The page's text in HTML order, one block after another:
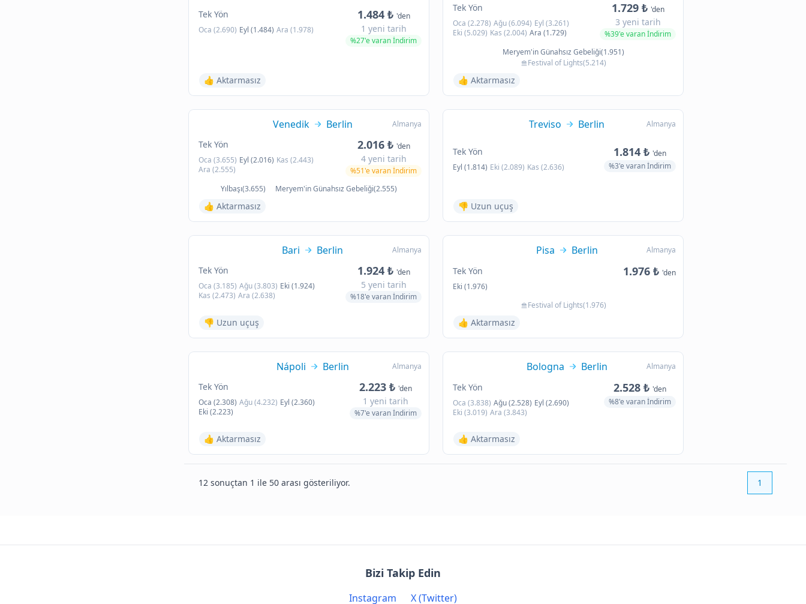
Tek Yön
Oca (2.690) Eyl (1.484) Ara (1.978)
1.484 ₺ 'den
1 yeni tarih
%27'e varan İndirim
👍 Aktarmasız
Tek Yön
Oca (2.278) Ağu (6.094) Eyl (3.261)
Eki (5.029) Kas (2.004) Ara (1.729)
1.729 ₺ 'den
3 yeni tarih
%39'e varan İndirim
Meryem'in Günahsız Gebeliği(1.951)
Festival of Lights(5.214)
👍 Aktarmasız
Almanya
Venedik Berlin
Tek Yön
Oca (3.655) Eyl (2.016) Kas (2.443)
Ara (2.555)
2.016 ₺ 'den
4 yeni tarih
%51'e varan İndirim
Yılbaşı(3.655)
Meryem'in Günahsız Gebeliği(2.555)
👍 Aktarmasız
Almanya
Treviso Berlin
Tek Yön
Eyl (1.814) Eki (2.089) Kas (2.636)
1.814 ₺ 'den
%3'e varan İndirim
👎 Uzun uçuş
Almanya
Bari Berlin
Tek Yön
Oca (3.185) Ağu (3.803) Eki (1.924)
Kas (2.473) Ara (2.638)
1.924 ₺ 'den
5 yeni tarih
%18'e varan İndirim
👎 Uzun uçuş
Almanya
Pisa Berlin
Tek Yön
Eki (1.976)
1.976 ₺ 'den
Festival of Lights(1.976)
👍 Aktarmasız
Almanya
Nápoli Berlin
Tek Yön
Oca (2.308) Ağu (4.232) Eyl (2.360)
Eki (2.223)
2.223 ₺ 'den
1 yeni tarih
%7'e varan İndirim
👍 Aktarmasız
Almanya
Bologna Berlin
Tek Yön
Oca (3.838) Ağu (2.528) Eyl (2.690)
Eki (3.019) Ara (3.843)
2.528 ₺ 'den
%8'e varan İndirim
👍 Aktarmasız
12 sonuçtan 1 ile 50 arası gösteriliyor. 1
Bizi Takip Edin
Instagram X (Twitter)